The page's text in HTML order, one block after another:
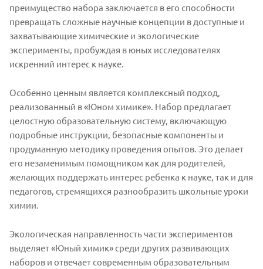
преимущество набора заключается в его способности
превращать сложные научные концепции в доступные и
захватывающие химические и экологические
эксперименты, пробуждая в юных исследователях
искренний интерес к науке.
Особенно ценным является комплексный подход,
реализованный в «Юном химике». Набор предлагает
целостную образовательную систему, включающую
подробные инструкции, безопасные компоненты и
продуманную методику проведения опытов. Это делает
его незаменимым помощником как для родителей,
желающих поддержать интерес ребенка к науке, так и для
педагогов, стремящихся разнообразить школьные уроки
химии.
Экологическая направленность части экспериментов
выделяет «Юный химик» среди других развивающих
наборов и отвечает современным образовательным